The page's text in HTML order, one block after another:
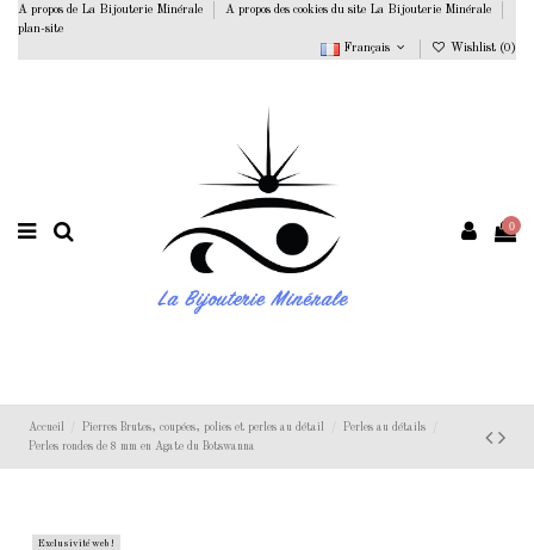
A propos de La Bijouterie Minérale
A propos des cookies du site La Bijouterie Minérale
plan-site
Français
Wishlist (0 )
0
Accueil Pierres Brutes, coupées, polies et perles au détail
Perles au détails
Perles rondes de 8 mm en Agate du Botswanna
Exclusivité web !